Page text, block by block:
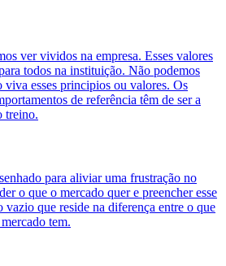
ver vividos na empresa. Esses valores
todos na instituição. Não podemos
viva esses principios ou valores. Os
de referência têm de ser a
treino.
para aliviar uma frustração no
o que o mercado quer e preencher esse
que reside na diferença entre o que
tem.